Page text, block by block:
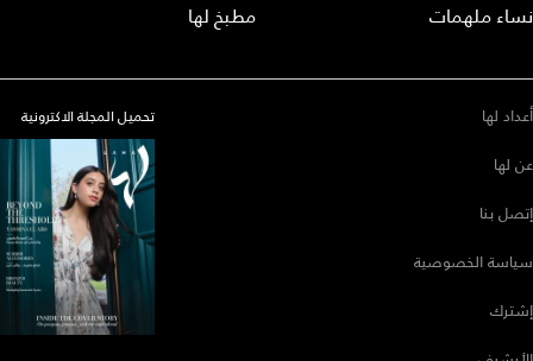
نساء ملهمات
مطبخ لها
أعداد لها
عن لها
إتصل بنا
سياسة الخصوصية
إشترك
تحميل المجلة الاكترونية